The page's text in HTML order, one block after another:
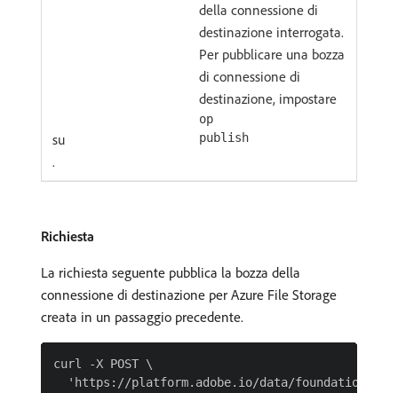
della connessione di
destinazione interrogata.
Per pubblicare una bozza
di connessione di
destinazione, impostare
op
su publish
.
Richiesta
La richiesta seguente pubblica la bozza della
connessione di destinazione per Azure File Storage
creata in un passaggio precedente.
curl -X POST \
'https://platform.adobe.io/data/foundation/